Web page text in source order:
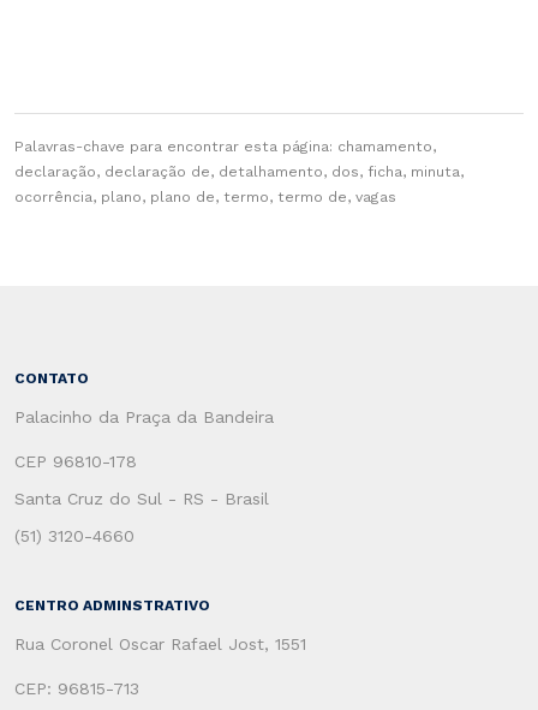
Palavras-chave para encontrar esta página: chamamento,
declaração, declaração de, detalhamento, dos, ficha, minuta,
ocorrência, plano, plano de, termo, termo de, vagas
CONTATO
Palacinho da Praça da Bandeira
CEP 96810-178
Santa Cruz do Sul - RS - Brasil
(51) 3120-4660
CENTRO ADMINSTRATIVO
Rua Coronel Oscar Rafael Jost, 1551
CEP: 96815-713